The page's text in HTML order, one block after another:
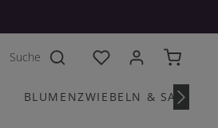
Du hast 0 Produkte
BLUMENZWIEBELN &